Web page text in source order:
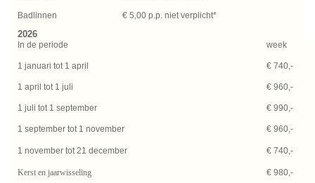
Badlinnen € 5,00 p.p. niet verplicht*
2026
In de periode week
1 januari tot 1 april € 740,-
1 april tot 1 juli € 960,-
1 juli tot 1 september € 990,-
1 september tot 1 november € 960,-
1 november tot 21 december € 740,-
Kerst en jaarwisseling € 980,-